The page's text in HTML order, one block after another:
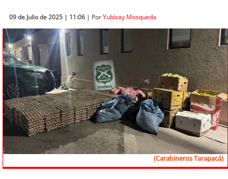
Entretención
Economía
Deportes
Tecnología
Sostenibilidad
chile
soyarica
09 de Julio de 2025 | 11:06 | PorYubisay Mosqueda
(Carabineros Tarapacá)